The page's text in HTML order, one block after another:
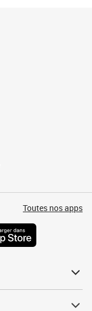
Toutes nos apps